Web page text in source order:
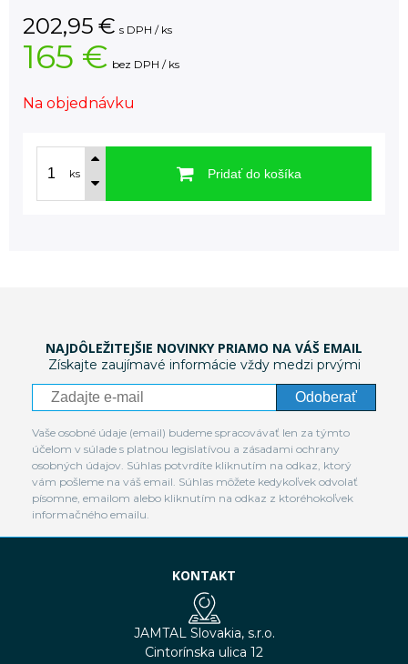
202,95 € s DPH / ks
165 € bez DPH / ks
Na objednávku
ks Pridať do košíka
NAJDÔLEŽITEJŠIE NOVINKY PRIAMO NA VÁŠ EMAIL
Získajte zaujímavé informácie vždy medzi prvými
Odoberať
Vaše osobné údaje (email) budeme spracovávať len za týmto
účelom v súlade s platnou legislatívou a zásadami ochrany
osobných údajov. Súhlas potvrdíte kliknutím na odkaz, ktorý
vám pošleme na váš email. Súhlas môžete kedykoľvek odvolať
písomne, emailom alebo kliknutím na odkaz z ktoréhokoľvek
informačného emailu.
KONTAKT
JAMTAL Slovakia, s.r.o.
Cintorínska ulica 12